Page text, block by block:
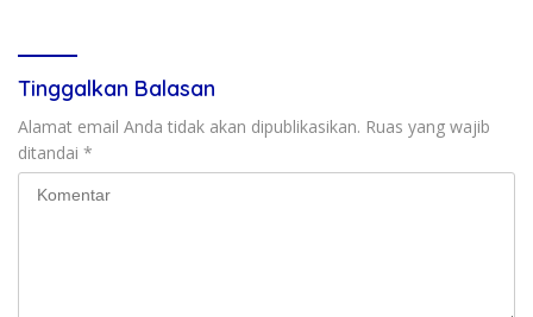
Tinggalkan Balasan
Alamat email Anda tidak akan dipublikasikan. Ruas yang wajib
ditandai *